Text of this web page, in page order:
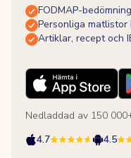
FODMAP-
Personliga
Artiklar, recept och
Nedladdad av 150
4.7
4.5